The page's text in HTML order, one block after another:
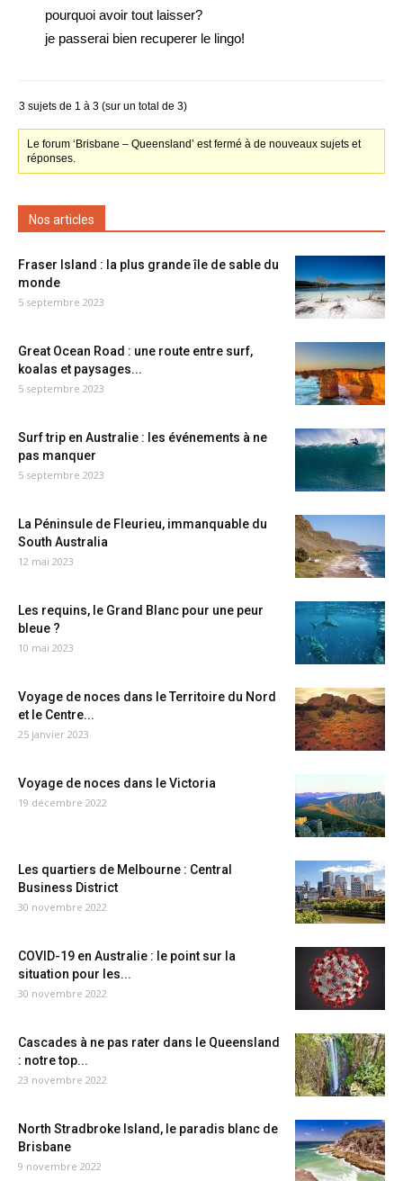
pourquoi avoir tout laisser?
je passerai bien recuperer le lingo!
3 sujets de 1 à 3 (sur un total de 3)
Le forum ‘Brisbane – Queensland’ est fermé à de nouveaux sujets et
réponses.
Nos articles
Fraser Island : la plus grande île de sable du
monde
5 septembre 2023
Great Ocean Road : une route entre surf,
koalas et paysages...
5 septembre 2023
Surf trip en Australie : les événements à ne
pas manquer
5 septembre 2023
La Péninsule de Fleurieu, immanquable du
South Australia
12 mai 2023
Les requins, le Grand Blanc pour une peur
bleue ?
10 mai 2023
Voyage de noces dans le Territoire du Nord
et le Centre...
25 janvier 2023
Voyage de noces dans le Victoria
19 décembre 2022
Les quartiers de Melbourne : Central
Business District
30 novembre 2022
COVID-19 en Australie : le point sur la
situation pour les...
30 novembre 2022
Cascades à ne pas rater dans le Queensland
: notre top...
23 novembre 2022
North Stradbroke Island, le paradis blanc de
Brisbane
9 novembre 2022